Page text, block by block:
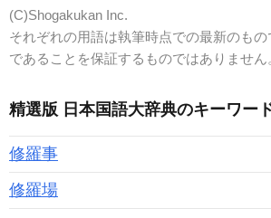
(C)Shogakukan Inc.
それぞれの用語は執筆時点での最新のも
であることを保証するものではありません
精選版 日本国語大辞典のキーワー
修羅事
修羅場